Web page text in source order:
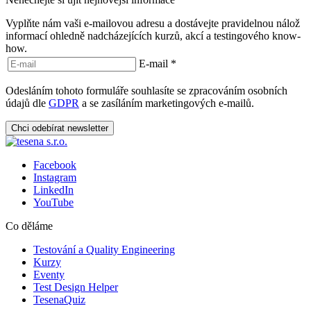
Vyplňte nám vaši e-mailovou adresu a dostávejte pravidelnou nálož
informací ohledně nadcházejících kurzů, akcí a testingového know-
how.
E-mail *
Odesláním tohoto formuláře souhlasíte se zpracováním osobních
údajů dle GDPR a se zasíláním marketingových e-mailů.
Chci odebírat newsletter
Facebook
Instagram
LinkedIn
YouTube
Co děláme
Testování a Quality Engineering
Kurzy
Eventy
Test Design Helper
TesenaQuiz